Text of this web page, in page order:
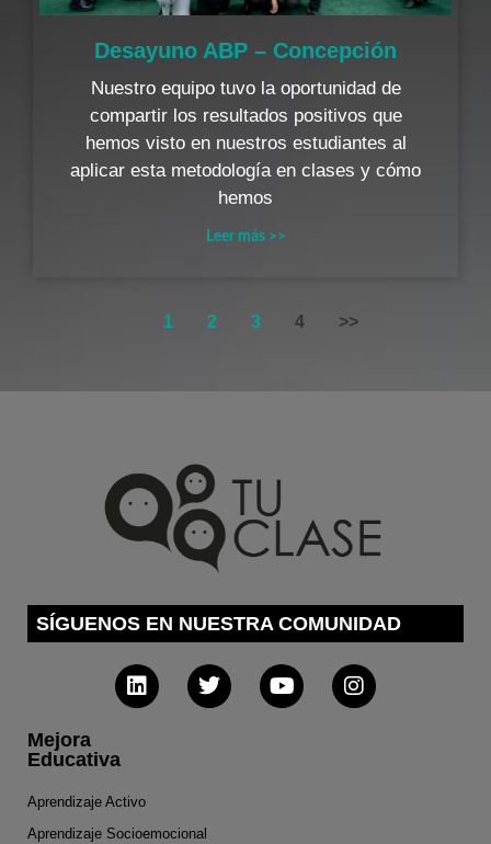
Desayuno ABP – Concepción
Nuestro equipo tuvo la oportunidad de
compartir los resultados positivos que
hemos visto en nuestros estudiantes al
aplicar esta metodología en clases y cómo
hemos
Leer más >>
1 2 3 4 >>
SÍGUENOS EN NUESTRA COMUNIDAD
Mejora
Educativa
Aprendizaje Activo
Aprendizaje Socioemocional